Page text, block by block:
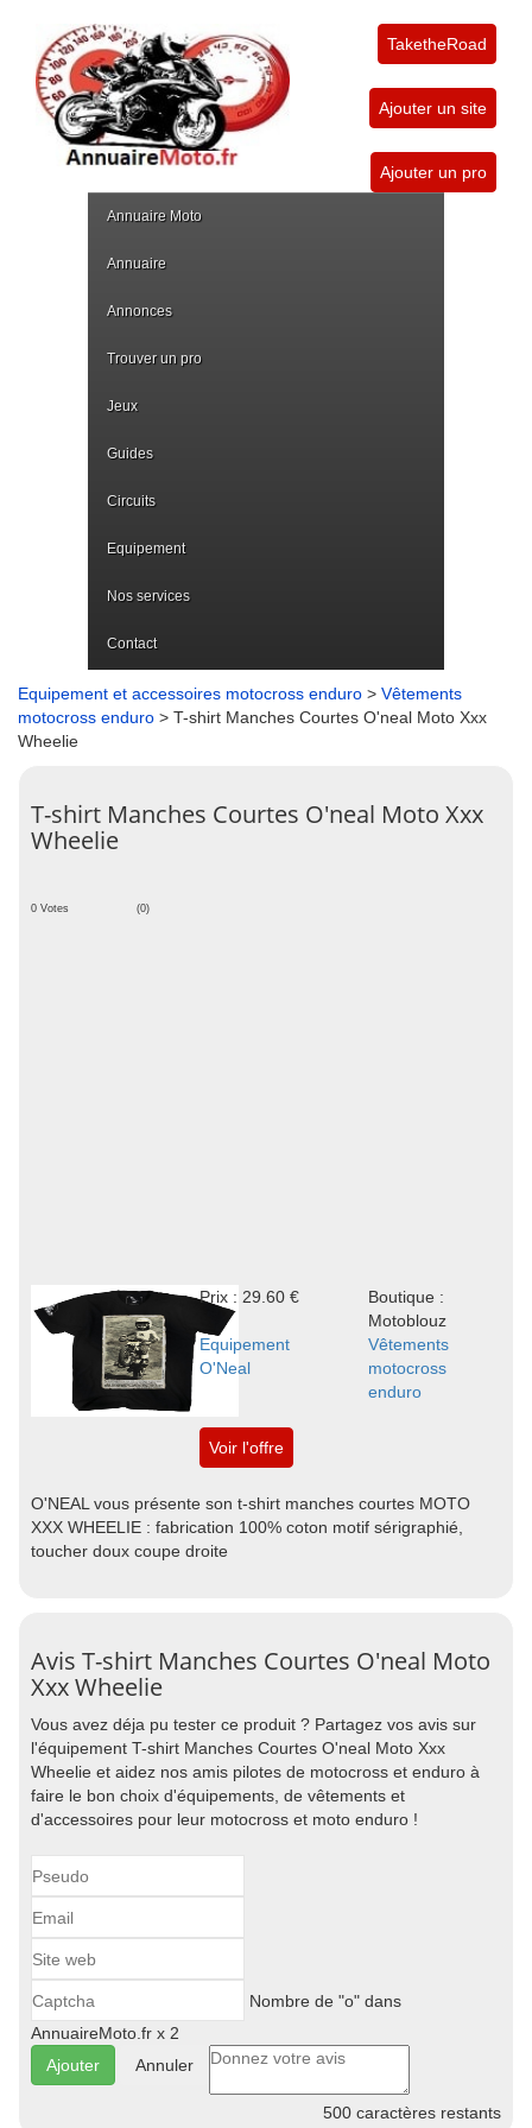
TaketheRoad
Ajouter un site
Ajouter un pro
Annuaire Moto
Annuaire
Annonces
Trouver un pro
Jeux
Guides
Circuits
Equipement
Nos services
Contact
Equipement et accessoires motocross enduro > Vêtements
motocross enduro > T-shirt Manches Courtes O'neal Moto Xxx
Wheelie
T-shirt Manches Courtes O'neal Moto Xxx
Wheelie
0 Votes (0)
Prix : 29.60 €
Boutique :
Motoblouz
Equipement
O'Neal
Vêtements
motocross
enduro
Voir l'offre
O'NEAL vous présente son t-shirt manches courtes MOTO
XXX WHEELIE : fabrication 100% coton motif sérigraphié,
toucher doux coupe droite
Avis T-shirt Manches Courtes O'neal Moto
Xxx Wheelie
Vous avez déja pu tester ce produit ? Partagez vos avis sur
l'équipement T-shirt Manches Courtes O'neal Moto Xxx
Wheelie et aidez nos amis pilotes de motocross et enduro à
faire le bon choix d'équipements, de vêtements et
d'accessoires pour leur motocross et moto enduro !
Nombre de "o" dans
AnnuaireMoto.fr x 2
Annuler
500 caractères restants